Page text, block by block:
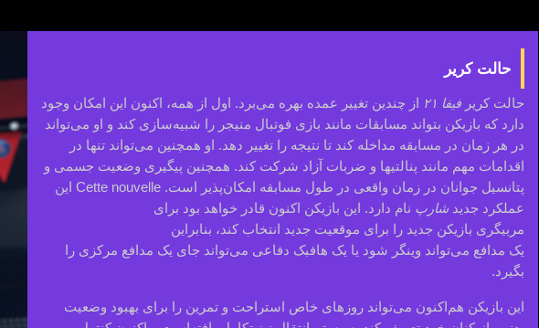
حالت کریر
حالت کریر فیفا ۲۱
از چندین تغییر عمده بهره می‌برد. اول از همه، اکنون این امکان وجود
دارد که بازیکن بتواند مسابقات مانند بازی فوتبال منیجر را شبیه‌سازی کند و او می‌تواند
در هر زمان در مسابقه مداخله کند تا نتیجه را تغییر دهد. او همچنین می‌تواند تنها در
اقدامات مهم مانند پنالتیها و ضربات آزاد شرکت کند. همچنین پیگیری وضعیت جسمی و
پتانسیل جوانان در زمان واقعی در طول مسابقه امکان‌پذیر است. Cette nouvelle این
عملکرد جدید شارپ نام دارد. این بازیکن اکنون قادر خواهد بود برای
مربیگری بازیکن جدید را برای موقعیت جدید انتخاب کند، بنابراین
یک مدافع می‌تواند وینگر شود یا یک هافبک دفاعی می‌تواند جای یک مدافع مرکزی را
بگیرد.
این بازیکن هم‌اکنون می‌تواند روزهای خاص استراحت و تمرین را برای بهبود وضعیت